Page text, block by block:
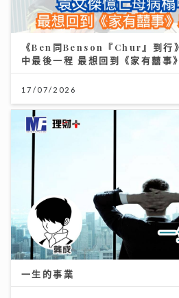
《Ben同Benson『Chur』到行
中最後一程 最想回到《家有囍
17/07/2026
一生的事業